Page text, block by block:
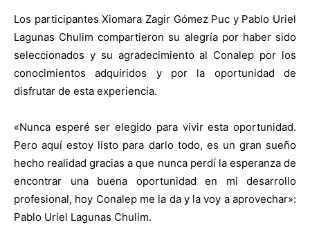
Los participantes Xiomara Zagir Gómez Puc y Pablo Uriel
Lagunas Chulim compartieron su alegría por haber sido
seleccionados y su agradecimiento al Conalep por los
conocimientos adquiridos y por la oportunidad de
disfrutar de esta experiencia.
«Nunca esperé ser elegido para vivir esta oportunidad.
Pero aquí estoy listo para darlo todo, es un gran sueño
hecho realidad gracias a que nunca perdí la esperanza de
encontrar una buena oportunidad en mi desarrollo
profesional, hoy Conalep me la da y la voy a aprovechar»:
Pablo Uriel Lagunas Chulim.